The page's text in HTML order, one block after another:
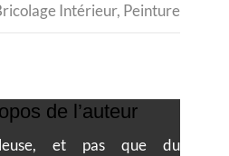
Intérieur, Peinture
de l’auteur
et pas que du